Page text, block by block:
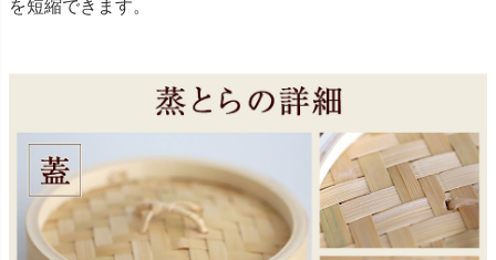
を短縮できます。